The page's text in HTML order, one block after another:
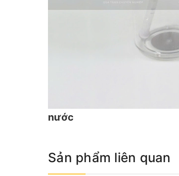
nước
Sản phẩm liên quan